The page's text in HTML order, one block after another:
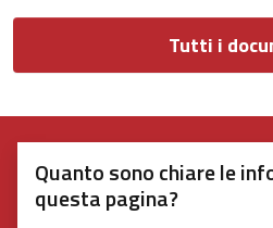
Tutti i
Quanto sono chiare le
questa pagina?